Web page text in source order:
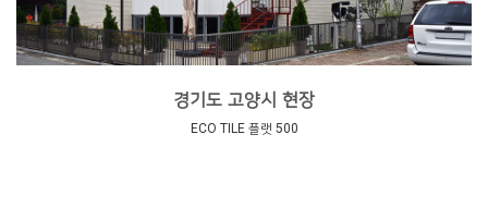
경기도 고양시 현장
ECO TILE 플랫 500